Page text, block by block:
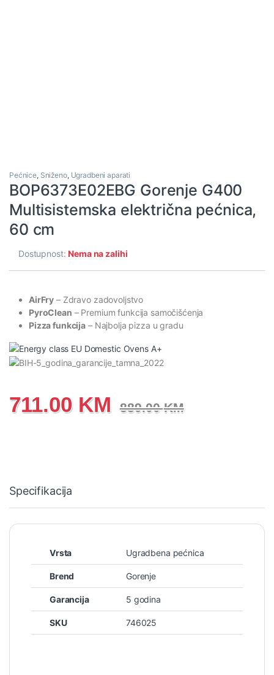
Pećnice, Sniženo, Ugradbeni aparati
BOP6373E02EBG Gorenje G400
Multisistemska električna pećnica,
60 cm
Dostupnost:Nema na zalihi
AirFry – Zdravo zadovoljstvo
PyroClean – Premium funkcija samočišćenja
Pizza funkcija – Najbolja pizza u gradu
711.00 KM 889.00KM
Specifikacija
Vrsta Ugradbena pećnica
Brend Gorenje
Garancija 5 godina
SKU 746025